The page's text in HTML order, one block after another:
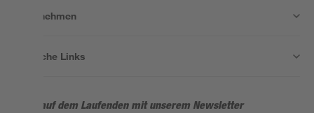
Unternehmen
Nützliche Links
Bleib auf dem Laufenden mit unserem Newsletter